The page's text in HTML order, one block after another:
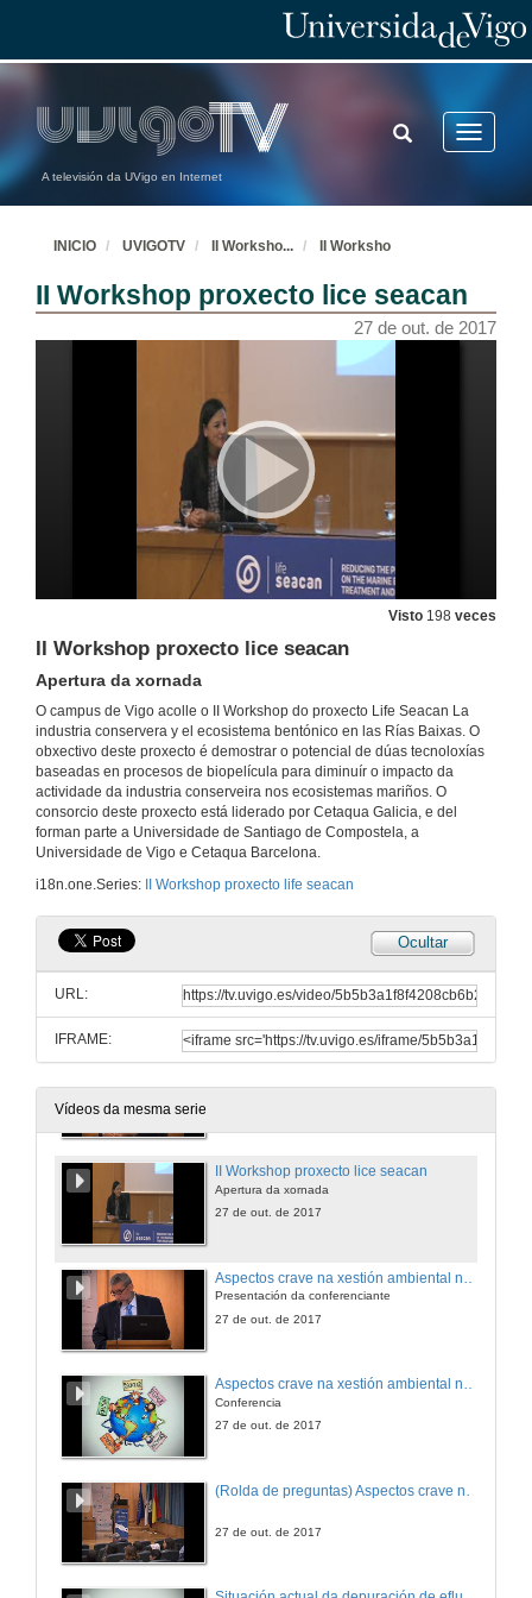
A televisión da UVigo en Internet
Toggle
TOGGLE
SEARCH
INICIO UVIGOTV II Worksho... II Worksho
II Workshop proxecto lice seacan
27 de out. de 2017
Visto 198 veces
II Workshop proxecto lice seacan
Apertura da xornada
O campus de Vigo acolle o II Workshop do proxecto Life Seacan La
industria conservera y el ecosistema bentónico en las Rías Baixas. O
obxectivo deste proxecto é demostrar o potencial de dúas tecnoloxías
baseadas en procesos de biopelícula para diminuír o impacto da
actividade da industria conserveira nos ecosistemas mariños. O
consorcio deste proxecto está liderado por Cetaqua Galicia, e del
forman parte a Universidade de Santiago de Compostela, a
Universidade de Vigo e Cetaqua Barcelona.
i18n.one.Series:
II Workshop proxecto life seacan
Ocultar
URL:
IFRAME:
Vídeos da mesma serie
II Workshop proxecto lice seacan
Apertura da xornada
27 de out. de 2017
II Workshop proxecto lice seacan
II Workshop proxecto lice seacan
Apertura da xornada
27 de out. de 2017
Presentación da conferenciante
27 de out. de 2017
Aspectos crave na xestión ambiental na industria conservera
Conferencia
27 de out. de 2017
27 de out. de 2017